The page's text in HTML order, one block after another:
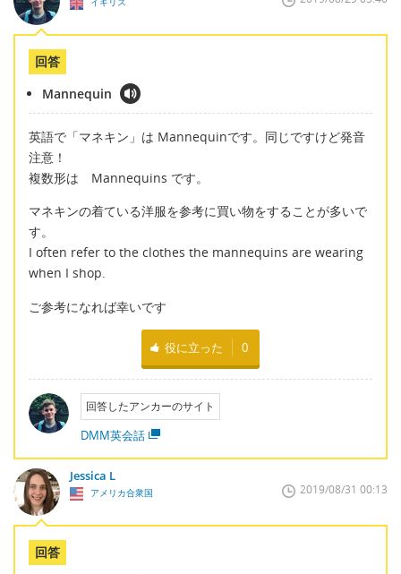
回答
Mannequin
英語で「マネキン」は Mannequinです。同じですけど発音
注意！
複数形は Mannequins です。
マネキンの着ている洋服を参考に買い物をすることが多いで
す。
I often refer to the clothes the mannequins are wearing
when I shop.
ご参考になれば幸いです
役に立った 0
回答したアンカーのサイト
DMM英会話
Jessica L
アメリカ合衆国 2019/08/31 00:13
回答